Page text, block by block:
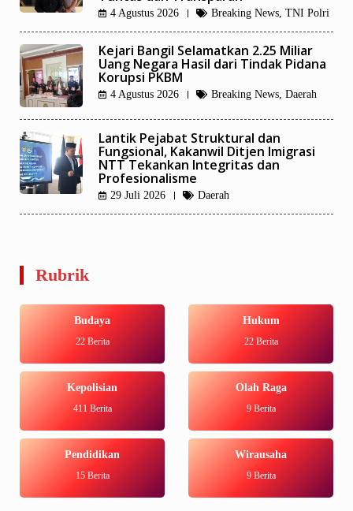
4 Agustus 2026 Breaking News, TNI Polri
Kejari Bangil Selamatkan 2.25 Miliar
Uang Negara Hasil dari Tindak Pidana
Korupsi PKBM
4 Agustus 2026 Breaking News, Daerah
Lantik Pejabat Struktural dan
Fungsional, Kakanwil Ditjen Imigrasi
NTT Tekankan Integritas dan
Profesionalisme
29 Juli 2026 Daerah
Rubrik
Budaya
22 Berita
Hukum
22 Berita
Kepolisian
411 Berita
Olah Raga
9 Berita
Pendidikan
15 Berita
Wirausaha
9 Berita